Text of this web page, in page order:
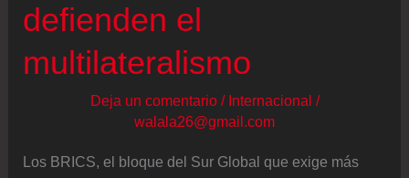
defienden el
multilateralismo
Deja un comentario / Internacional /
walala26@gmail.com
Los BRICS, el bloque del Sur Global que exige más